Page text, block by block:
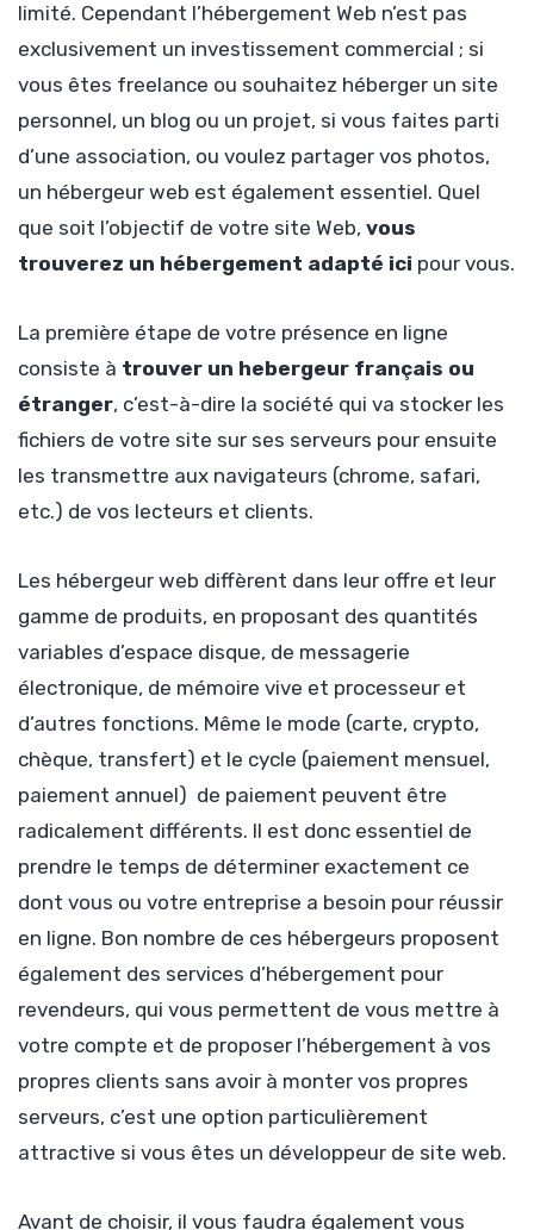
limité. Cependant l’hébergement Web n’est pas
exclusivement un investissement commercial ; si
vous êtes freelance ou souhaitez héberger un site
personnel, un blog ou un projet, si vous faites parti
d’une association, ou voulez partager vos photos,
un hébergeur web est également essentiel. Quel
que soit l’objectif de votre site Web, vous
trouverez un hébergement adapté ici pour vous.
La première étape de votre présence en ligne
consiste à trouver un hebergeur français ou
étranger, c’est-à-dire la société qui va stocker les
fichiers de votre site sur ses serveurs pour ensuite
les transmettre aux navigateurs (chrome, safari,
etc.) de vos lecteurs et clients.
Les hébergeur web diffèrent dans leur offre et leur
gamme de produits, en proposant des quantités
variables d’espace disque, de messagerie
électronique, de mémoire vive et processeur et
d’autres fonctions. Même le mode (carte, crypto,
chèque, transfert) et le cycle (paiement mensuel,
paiement annuel) de paiement peuvent être
radicalement différents. Il est donc essentiel de
prendre le temps de déterminer exactement ce
dont vous ou votre entreprise a besoin pour réussir
en ligne. Bon nombre de ces hébergeurs proposent
également des services d’hébergement pour
revendeurs, qui vous permettent de vous mettre à
votre compte et de proposer l’hébergement à vos
propres clients sans avoir à monter vos propres
serveurs, c’est une option particulièrement
attractive si vous êtes un développeur de site web.
Avant de choisir, il vous faudra également vous